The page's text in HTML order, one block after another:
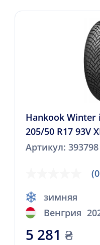
Hankook Winter
205/50 R17 93V
Артикул: 393798
зимняя
Венгрия
5 281 ₴